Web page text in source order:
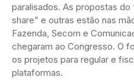
paralisados. As propostas do
share” e outras estão nas
Fazenda, Secom e
chegaram ao Congresso. O
os projetos para regular e
plataformas.